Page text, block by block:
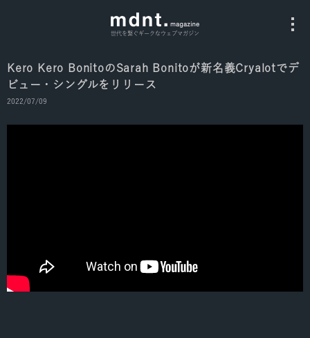
世代を繋ぐギークなウェブマガジン
All
Kero Kero BonitoのSarah Bonitoが新名義Cryalotでデ
ビュー・シングルをリリース
2022/07/09